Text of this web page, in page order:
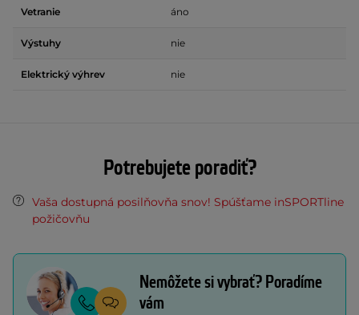
Vetranie áno
Výstuhy nie
Elektrický výhrev nie
Potrebujete poradiť?
Vaša dostupná posilňovňa snov! Spúšťame inSPORTline
požičovňu
Nemôžete si vybrať? Poradíme
vám